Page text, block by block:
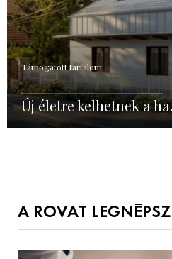
Támogatott tartalom
Új életre kelhetnek a
A ROVAT